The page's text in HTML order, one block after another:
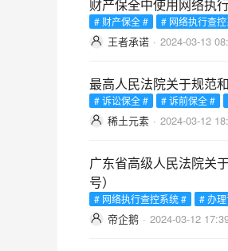
财产保全中使用网络执
# 财产保全 # # 网络执行查
王者承诺 · 2024-03-13
最高人民法院关于规范
# 诉讼保全 # # 诉前保全 #
稀土元素 · 2024-03-12
广东省高级人民法院关
号）
# 网络执行查控系统 # # 办
帝企鹅 · 2024-03-12